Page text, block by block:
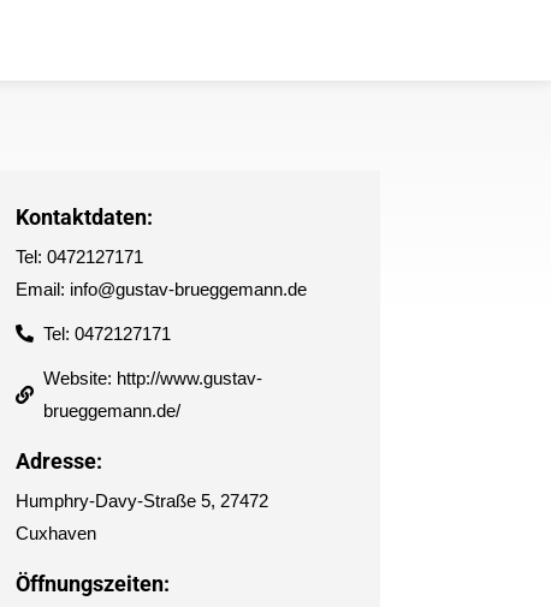
Kontaktdaten:
Tel: 0472127171
Email: info@gustav-brueggemann.de
Tel: 0472127171
Website: http://www.gustav-
brueggemann.de/
Adresse:
Humphry-Davy-Straße 5, 27472
Cuxhaven
Öffnungszeiten: